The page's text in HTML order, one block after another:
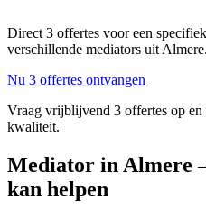
Direct 3 offertes voor een
verschillende mediators uit Almere.
Nu 3 offertes ontvangen
Vraag vrijblijvend 3 offertes op
kwaliteit.
Mediator in Almere
kan helpen